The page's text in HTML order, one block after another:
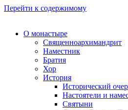
Перейти к содержимому
О монастыре
Священноархимандрит
Наместник
Братия
Хор
История
Исторический
Настоятели и
Святыни